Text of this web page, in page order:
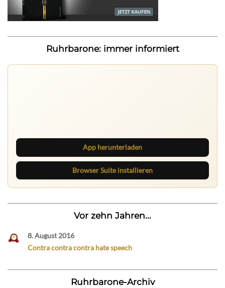
Ruhrbarone: immer informiert
App herunterladen
Browser Suite installieren
Vor zehn Jahren...
8. August 2016
Contra contra contra hate speech
Ruhrbarone-Archiv